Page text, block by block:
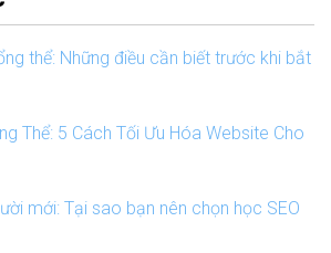
thể: Những điều cần biết trước khi bắt
Thể: 5 Cách Tối Ưu Hóa Website Cho
mới: Tại sao bạn nên chọn học SEO